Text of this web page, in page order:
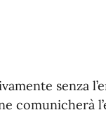
senza
comunicherà